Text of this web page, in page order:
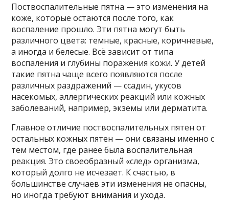
Поствоспалительные пятна — это изменения на
коже, которые остаются после того, как
воспаление прошло. Эти пятна могут быть
различного цвета: темные, красные, коричневые,
а иногда и белесые. Всё зависит от типа
воспаления и глубины поражения кожи. У детей
такие пятна чаще всего появляются после
различных раздражений — ссадин, укусов
насекомых, аллергических реакций или кожных
заболеваний, например, экземы или дерматита.
Главное отличие поствоспалительных пятен от
остальных кожных пятен — они связаны именно с
тем местом, где ранее была воспалительная
реакция. Это своеобразный «след» организма,
который долго не исчезает. К счастью, в
большинстве случаев эти изменения не опасны,
но иногда требуют внимания и ухода.